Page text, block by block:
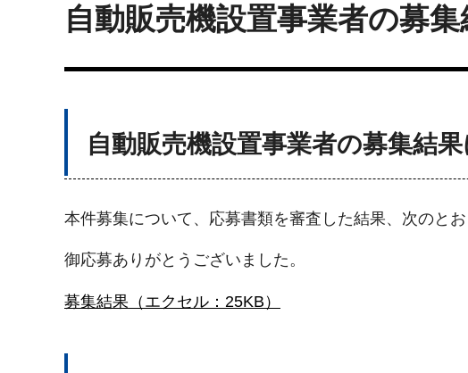
自動販売機設置事業者の募
自動販売機設置事業者の募集結
本件募集について、応募書類を審査した結果、次のと
御応募ありがとうございました。
募集結果（エクセル：25KB）